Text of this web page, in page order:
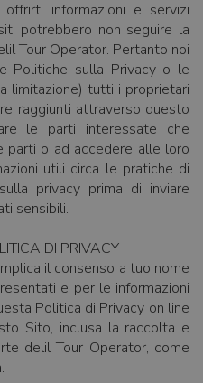
informazioni e servizi
potrebbero non seguire la
Tour Operator. Pertanto noi
Politiche sulla Privacy o le
limitazione) tutti i proprietari
raggiunti attraverso questo
le parti interessate che
o ad accedere alle loro
utili circa le pratiche di
privacy prima di inviare
sensibili.
DI PRIVACY
il consenso a tuo nome
e per le informazioni
Politica di Privacy on line
Sito, inclusa la raccolta e
delil Tour Operator, come